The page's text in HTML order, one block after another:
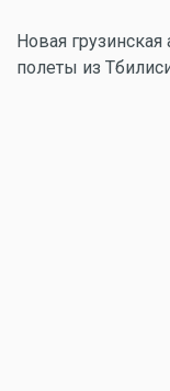
Новая грузинская
полеты из